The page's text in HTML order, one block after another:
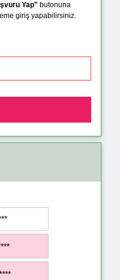
Yap" butonuna
giriş yapabilirsiniz.